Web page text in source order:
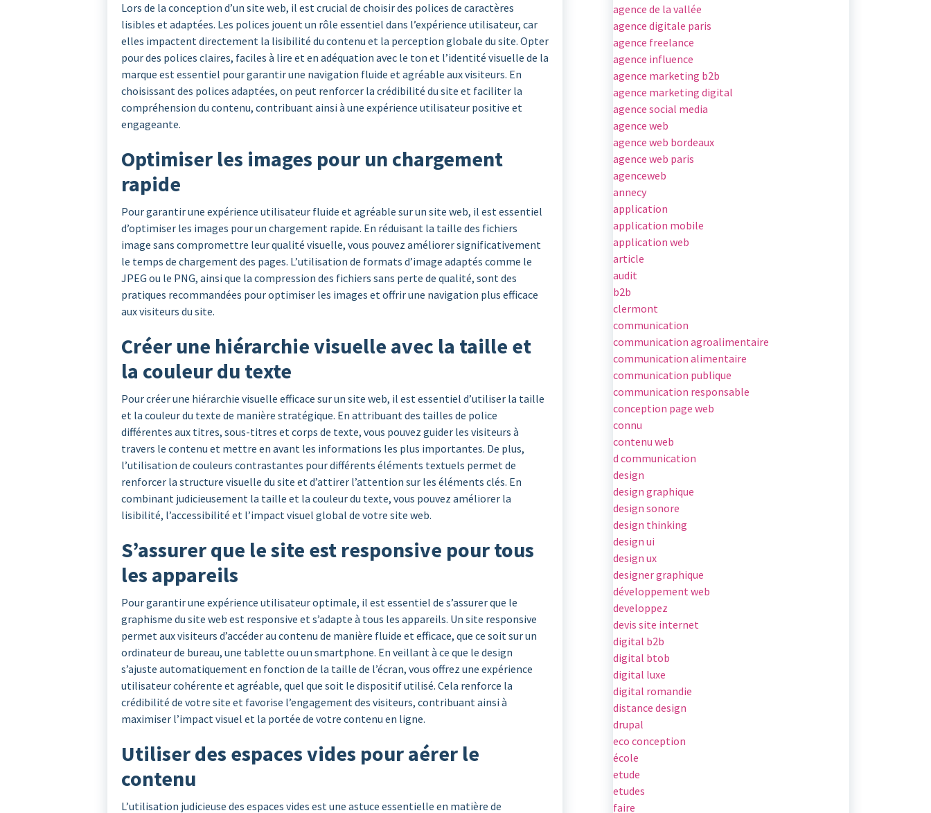
Lors de la conception d’un site web, il est crucial de choisir des polices de caractères
lisibles et adaptées. Les polices jouent un rôle essentiel dans l’expérience utilisateur, car
elles impactent directement la lisibilité du contenu et la perception globale du site. Opter
pour des polices claires, faciles à lire et en adéquation avec le ton et l’identité visuelle de la
marque est essentiel pour garantir une navigation fluide et agréable aux visiteurs. En
choisissant des polices adaptées, on peut renforcer la crédibilité du site et faciliter la
compréhension du contenu, contribuant ainsi à une expérience utilisateur positive et
engageante.
Optimiser les images pour un chargement
rapide
Pour garantir une expérience utilisateur fluide et agréable sur un site web, il est essentiel
d’optimiser les images pour un chargement rapide. En réduisant la taille des fichiers
image sans compromettre leur qualité visuelle, vous pouvez améliorer significativement
le temps de chargement des pages. L’utilisation de formats d’image adaptés comme le
JPEG ou le PNG, ainsi que la compression des fichiers sans perte de qualité, sont des
pratiques recommandées pour optimiser les images et offrir une navigation plus efficace
aux visiteurs du site.
Créer une hiérarchie visuelle avec la taille et
la couleur du texte
Pour créer une hiérarchie visuelle efficace sur un site web, il est essentiel d’utiliser la taille
et la couleur du texte de manière stratégique. En attribuant des tailles de police
différentes aux titres, sous-titres et corps de texte, vous pouvez guider les visiteurs à
travers le contenu et mettre en avant les informations les plus importantes. De plus,
l’utilisation de couleurs contrastantes pour différents éléments textuels permet de
renforcer la structure visuelle du site et d’attirer l’attention sur les éléments clés. En
combinant judicieusement la taille et la couleur du texte, vous pouvez améliorer la
lisibilité, l’accessibilité et l’impact visuel global de votre site web.
S’assurer que le site est responsive pour tous
les appareils
Pour garantir une expérience utilisateur optimale, il est essentiel de s’assurer que le
graphisme du site web est responsive et s’adapte à tous les appareils. Un site responsive
permet aux visiteurs d’accéder au contenu de manière fluide et efficace, que ce soit sur un
ordinateur de bureau, une tablette ou un smartphone. En veillant à ce que le design
s’ajuste automatiquement en fonction de la taille de l’écran, vous offrez une expérience
utilisateur cohérente et agréable, quel que soit le dispositif utilisé. Cela renforce la
crédibilité de votre site et favorise l’engagement des visiteurs, contribuant ainsi à
maximiser l’impact visuel et la portée de votre contenu en ligne.
Utiliser des espaces vides pour aérer le
contenu
L’utilisation judicieuse des espaces vides est une astuce essentielle en matière de
agence de la vallée
agence digitale paris
agence freelance
agence influence
agence marketing b2b
agence marketing digital
agence social media
agence web
agence web bordeaux
agence web paris
agenceweb
annecy
application
application mobile
application web
article
audit
b2b
clermont
communication
communication agroalimentaire
communication alimentaire
communication publique
communication responsable
conception page web
connu
contenu web
d communication
design
design graphique
design sonore
design thinking
design ui
design ux
designer graphique
développement web
developpez
devis site internet
digital b2b
digital btob
digital luxe
digital romandie
distance design
drupal
eco conception
école
etude
etudes
faire